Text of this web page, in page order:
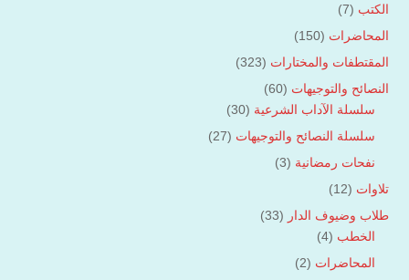
الكتب (7)
المحاضرات (150)
المقتطفات والمختارات (323)
النصائح والتوجيهات (60)
سلسلة الآداب الشرعية (30)
سلسلة النصائح والتوجيهات (27)
نفحات رمضانية (3)
تلاوات (12)
طلاب وضيوف الدار (33)
الخطب (4)
المحاضرات (2)